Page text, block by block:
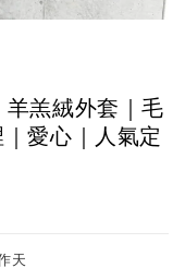
羔絨外套｜毛
愛心｜人氣定
天